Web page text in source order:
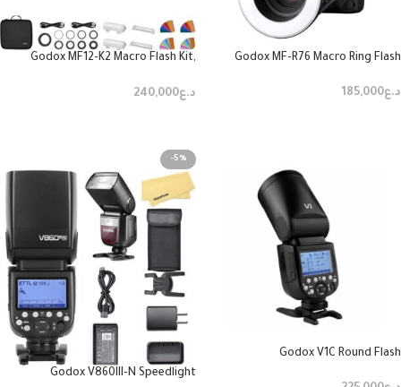
Godox MF-R76 Macro Ring Flash
د.ع185,000
Godox MF12-K2 Macro Flash Kit,
د.ع240,000
Godox V1C Round Flash
-5%
Godox V860III-N Speedlight